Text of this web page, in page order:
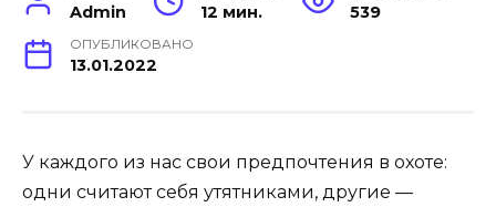
Admin 12 мин. 539
ОПУБЛИКОВАНО
13.01.2022
У каждого из нас свои предпочтения в охоте:
одни считают себя утятниками, другие —